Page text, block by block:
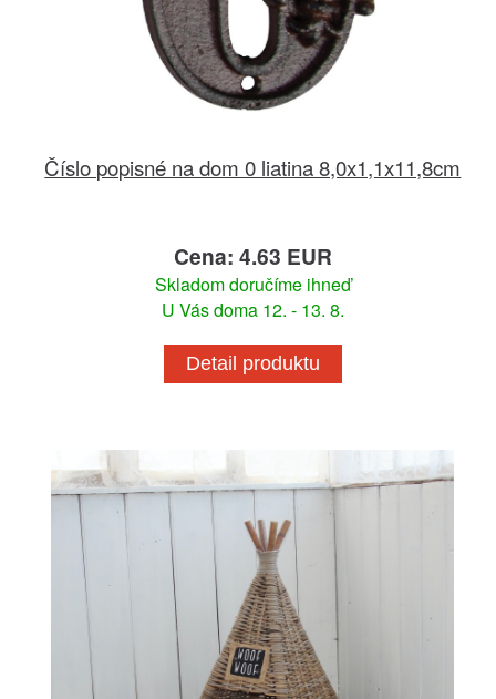
Číslo popisné na dom 0 liatina 8,0x1,1x11,8cm
Cena: 4.63 EUR
Skladom doručíme ihneď
U Vás doma 12. - 13. 8.
Detail produktu